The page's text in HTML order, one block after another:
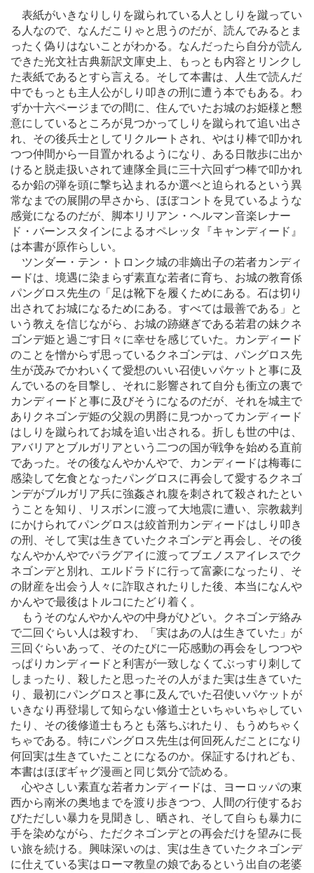
表紙がいきなりしりを蹴られている人としりを蹴ってい
る人なので、なんだこりゃと思うのだが、読んでみるとま
ったく偽りはないことがわかる。なんだったら自分が読ん
できた光文社古典新訳文庫史上、もっとも内容とリンクし
た表紙であるとすら言える。そして本書は、人生で読んだ
中でもっとも主人公がしり叩きの刑に遭う本でもある。わ
ずか十六ページまでの間に、住んでいたお城のお姫様と懇
意にしているところが見つかってしりを蹴られて追い出さ
れ、その後兵士としてリクルートされ、やはり棒で叩かれ
つつ仲間から一目置かれるようになり、ある日散歩に出か
けると脱走扱いされて連隊全員に三十六回ずつ棒で叩かれ
るか鉛の弾を頭に撃ち込まれるか選べと迫られるという異
常なまでの展開の早さから、ほぼコントを見ているような
感覚になるのだが、脚本リリアン・ヘルマン音楽レナー
ド・バーンスタインによるオペレッタ『キャンディード』
は本書が原作らしい。
ツンダー・テン・トロンク城の非嫡出子の若者カンディ
ードは、境遇に染まらず素直な若者に育ち、お城の教育係
パングロス先生の「足は靴下を履くためにある。石は切り
出されてお城になるためにある。すべては最善である」と
いう教えを信じながら、お城の跡継ぎである若君の妹クネ
ゴンデ姫と過ごす日々に幸せを感じていた。カンディード
のことを憎からず思っているクネゴンデは、パングロス先
生が茂みでかわいくて愛想のいい召使いパケットと事に及
んでいるのを目撃し、それに影響されて自分も衝立の裏で
カンディードと事に及びそうになるのだが、それを城主で
ありクネゴンデ姫の父親の男爵に見つかってカンディード
はしりを蹴られてお城を追い出される。折しも世の中は、
アバリアとブルガリアという二つの国が戦争を始める直前
であった。その後なんやかんやで、カンディードは梅毒に
感染して乞食となったパングロスに再会して愛するクネゴ
ンデがブルガリア兵に強姦され腹を刺されて殺されたとい
うことを知り、リスボンに渡って大地震に遭い、宗教裁判
にかけられてパングロスは絞首刑カンディードはしり叩き
の刑、そして実は生きていたクネゴンデと再会し、その後
なんやかんやでパラグアイに渡ってブエノスアイレスでク
ネゴンデと別れ、エルドラドに行って富豪になったり、そ
の財産を出会う人々に詐取されたりした後、本当になんや
かんやで最後はトルコにたどり着く。
もうそのなんやかんやの中身がひどい。クネゴンデ絡み
で二回ぐらい人は殺すわ、「実はあの人は生きていた」が
三回ぐらいあって、そのたびに一応感動の再会をしつつや
っぱりカンディードと利害が一致しなくてぶっすり刺して
しまったり、殺したと思ったその人がまた実は生きていた
り、最初にパングロスと事に及んでいた召使いパケットが
いきなり再登場して知らない修道士といちゃいちゃしてい
たり、その後修道士もろとも落ちぶれたり、もうめちゃく
ちゃである。特にパングロス先生は何回死んだことになり
何回実は生きていたことになるのか。保証するけれども、
本書はほぼギャグ漫画と同じ気分で読める。
心やさしい素直な若者カンディードは、ヨーロッパの東
西から南米の奥地までを渡り歩きつつ、人間の行使するお
びただしい暴力を見聞きし、晒され、そして自らも暴力に
手を染めながら、ただクネゴンデとの再会だけを望みに長
い旅を続ける。興味深いのは、実は生きていたクネゴンデ
に仕えている実はローマ教皇の娘であるという出自の老婆